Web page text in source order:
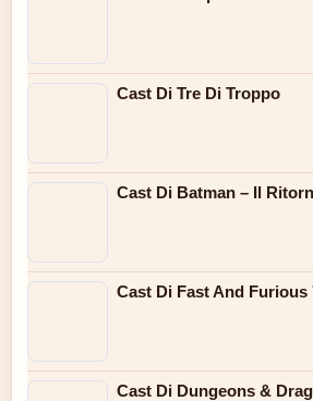
Cast Di Tre Di Troppo
Cast Di Batman – Il
Cast Di Fast And Furious
Cast Di Dungeons &